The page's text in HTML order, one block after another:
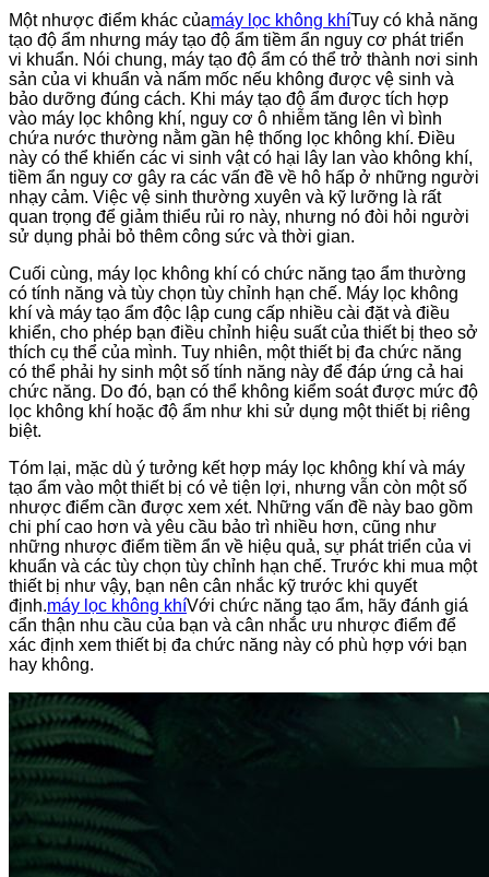
Một nhược điểm khác củamáy lọc không khíTuy có khả năng
tạo độ ẩm nhưng máy tạo độ ẩm tiềm ẩn nguy cơ phát triển
vi khuẩn. Nói chung, máy tạo độ ẩm có thể trở thành nơi sinh
sản của vi khuẩn và nấm mốc nếu không được vệ sinh và
bảo dưỡng đúng cách. Khi máy tạo độ ẩm được tích hợp
vào máy lọc không khí, nguy cơ ô nhiễm tăng lên vì bình
chứa nước thường nằm gần hệ thống lọc không khí. Điều
này có thể khiến các vi sinh vật có hại lây lan vào không khí,
tiềm ẩn nguy cơ gây ra các vấn đề về hô hấp ở những người
nhạy cảm. Việc vệ sinh thường xuyên và kỹ lưỡng là rất
quan trọng để giảm thiểu rủi ro này, nhưng nó đòi hỏi người
sử dụng phải bỏ thêm công sức và thời gian.
Cuối cùng, máy lọc không khí có chức năng tạo ẩm thường
có tính năng và tùy chọn tùy chỉnh hạn chế. Máy lọc không
khí và máy tạo ẩm độc lập cung cấp nhiều cài đặt và điều
khiển, cho phép bạn điều chỉnh hiệu suất của thiết bị theo sở
thích cụ thể của mình. Tuy nhiên, một thiết bị đa chức năng
có thể phải hy sinh một số tính năng này để đáp ứng cả hai
chức năng. Do đó, bạn có thể không kiểm soát được mức độ
lọc không khí hoặc độ ẩm như khi sử dụng một thiết bị riêng
biệt.
Tóm lại, mặc dù ý tưởng kết hợp máy lọc không khí và máy
tạo ẩm vào một thiết bị có vẻ tiện lợi, nhưng vẫn còn một số
nhược điểm cần được xem xét. Những vấn đề này bao gồm
chi phí cao hơn và yêu cầu bảo trì nhiều hơn, cũng như
những nhược điểm tiềm ẩn về hiệu quả, sự phát triển của vi
khuẩn và các tùy chọn tùy chỉnh hạn chế. Trước khi mua một
thiết bị như vậy, bạn nên cân nhắc kỹ trước khi quyết
định.máy lọc không khíVới chức năng tạo ẩm, hãy đánh giá
cẩn thận nhu cầu của bạn và cân nhắc ưu nhược điểm để
xác định xem thiết bị đa chức năng này có phù hợp với bạn
hay không.